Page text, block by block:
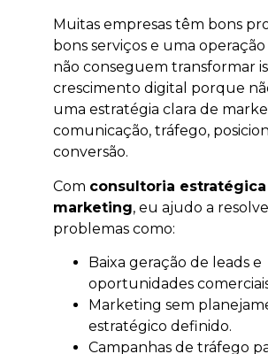
Muitas empresas têm bons
bons serviços e uma operação
não conseguem transformar
crescimento digital porque
uma estratégia clara de
comunicação, tráfego,
conversão.
Com consultoria
marketing, eu ajudo a
problemas como:
Baixa geração de leads e
oportunidades
Marketing sem
estratégico definido.
Campanhas de tráfego